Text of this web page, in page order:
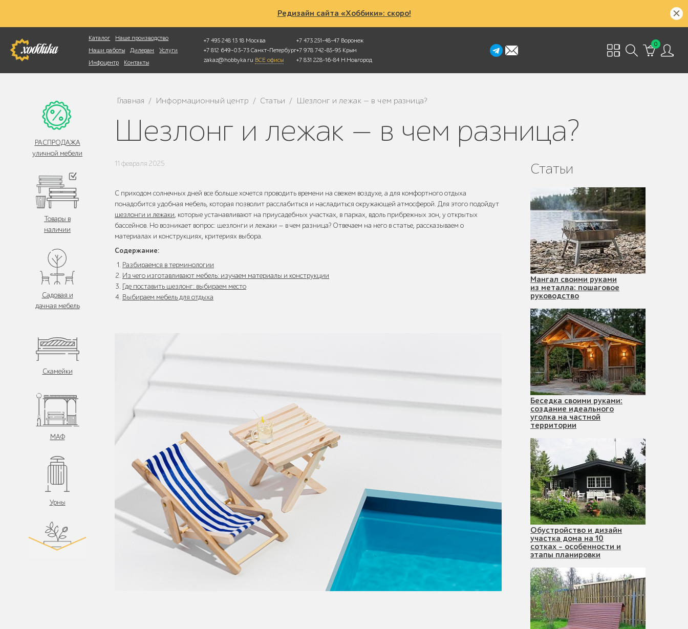
Редизайн сайта «Хоббики»: скоро!
Каталог
Наше производство
Наши работы
Дилерам
Услуги
Инфоцентр
Контакты
+7 495 248 13 18 Москва
+7 812 649-03-73 Санкт-Петербург
zakaz@hobbyka.ru ВСЕ офисы
+7 473 251-48-47 Воронеж
+7 978 742-85-95 Крым
+7 831 228-16-84 Н.Новгород
0
Фотопоиск
РАСПРОДАЖА
уличной мебели
Товары в
наличии
Садовая и
дачная мебель
Скамейки
МАФ
Урны
Главная / Информационный центр / Статьи / Шезлонг и лежак — в чем разница?
Шезлонг и лежак — в чем разница?
11 февраля 2025
С приходом солнечных дней все больше хочется проводить времени на свежем воздухе, а для комфортного отдыха
понадобится удобная мебель, которая позволит расслабиться и насладиться окружающей атмосферой. Для этого подойдут
шезлонги и лежаки, которые устанавливают на приусадебных участках, в парках, вдоль прибрежных зон, у открытых
бассейнов. Но возникает вопрос: шезлонги и лежаки — в чем разница? Отвечаем на него в статье, рассказываем о
материалах и конструкциях, критериях выбора.
Содержание:
Разбираемся в терминологии
Из чего изготавливают мебель: изучаем материалы и конструкции
Где поставить шезлонг: выбираем место
Выбираем мебель для отдыха
Статьи
Мангал своими руками
из металла: пошаговое
руководство
Беседка своими руками:
создание идеального
уголка на частной
территории
Обустройство и дизайн
участка дома на 10
сотках - особенности и
этапы планировки